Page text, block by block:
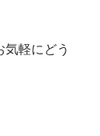
軽にどう